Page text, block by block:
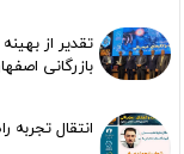
تقدیر از
بازرگانی
انتقال تجربه